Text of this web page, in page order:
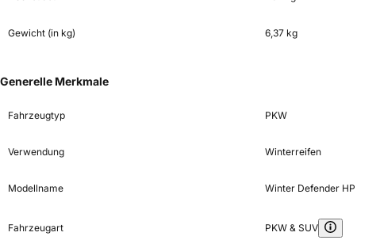
Gewicht (in kg) 6,37 kg
Generelle Merkmale
Fahrzeugtyp PKW
Verwendung Winterreifen
Modellname Winter Defender HP
Fahrzeugart PKW & SUV